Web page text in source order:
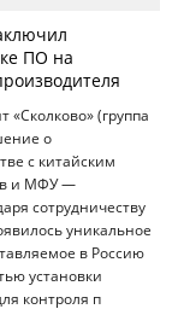
ПО на
«Сколково» (группа
о
с китайским
и МФУ —
сотрудничеству
уникальное
в Россию
установки
контроля п